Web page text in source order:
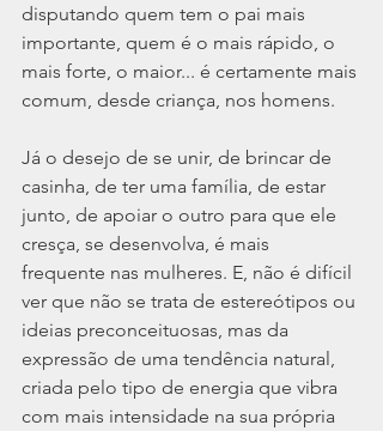
disputando quem tem o pai mais
importante, quem é o mais rápido, o
mais forte, o maior... é certamente mais
comum, desde criança, nos homens.
Já o desejo de se unir, de brincar de
casinha, de ter uma família, de estar
junto, de apoiar o outro para que ele
cresça, se desenvolva, é mais
frequente nas mulheres. E, não é difícil
ver que não se trata de estereótipos ou
ideias preconceituosas, mas da
expressão de uma tendência natural,
criada pelo tipo de energia que vibra
com mais intensidade na sua própria